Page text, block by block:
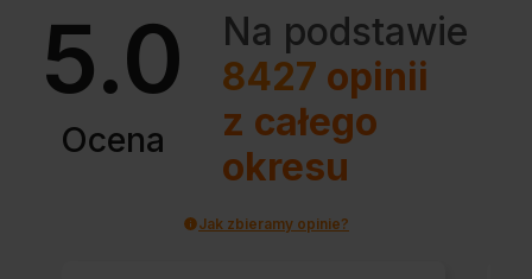
5.0
Ocena
Na podstawie
8427 opinii
z całego
okresu
Jak zbieramy opinie?